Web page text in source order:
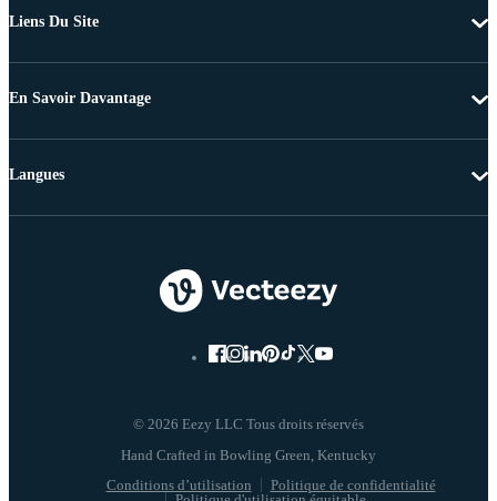
Liens Du Site
En Savoir Davantage
© 2026 Eezy LLC Tous droits réservés
Conditions d’utilisation
Politique de confidentialité
Langues